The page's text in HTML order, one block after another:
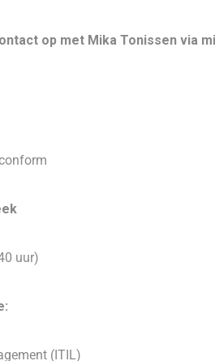
op met Mika Tonissen via
uur)
(ITIL)